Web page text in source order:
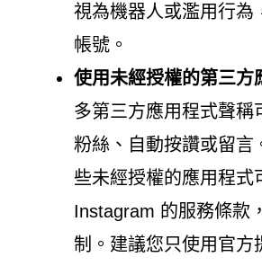
視為機器人或濫用行為
帳號。
使用未經授權的第三方
多第三方應用程式聲稱
粉絲、自動按讚或留言
些未經授權的應用程式
Instagram 的服務條款
制。建議您只使用官方